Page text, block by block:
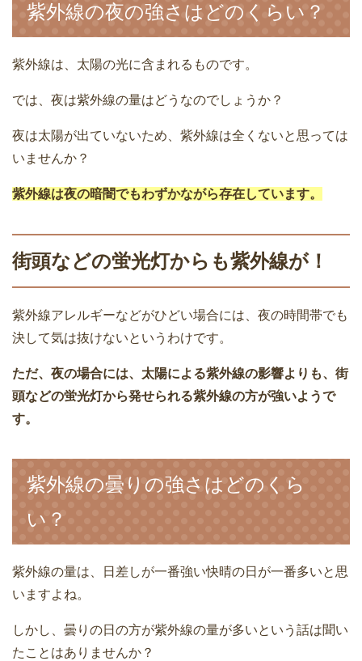
紫外線の夜の強さはどのくらい？
紫外線は、太陽の光に含まれるものです。
では、夜は紫外線の量はどうなのでしょうか？
夜は太陽が出ていないため、紫外線は全くないと思っては
いませんか？
紫外線は夜の暗闇でもわずかながら存在しています。
街頭などの蛍光灯からも紫外線が！
紫外線アレルギーなどがひどい場合には、夜の時間帯でも
決して気は抜けないというわけです。
ただ、夜の場合には、太陽による紫外線の影響よりも、街
頭などの蛍光灯から発せられる紫外線の方が強いようで
す。
紫外線の曇りの強さはどのくら
い？
紫外線の量は、日差しが一番強い快晴の日が一番多いと思
いますよね。
しかし、曇りの日の方が紫外線の量が多いという話は聞い
たことはありませんか？